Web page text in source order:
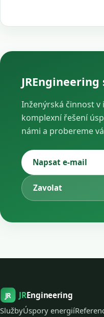
JREngineering
Inženýrská činnost v
komplexní řešení
námi a probereme
Napsat e-mail
Zavolat
JR JREngineering
SlužbyÚspory energií